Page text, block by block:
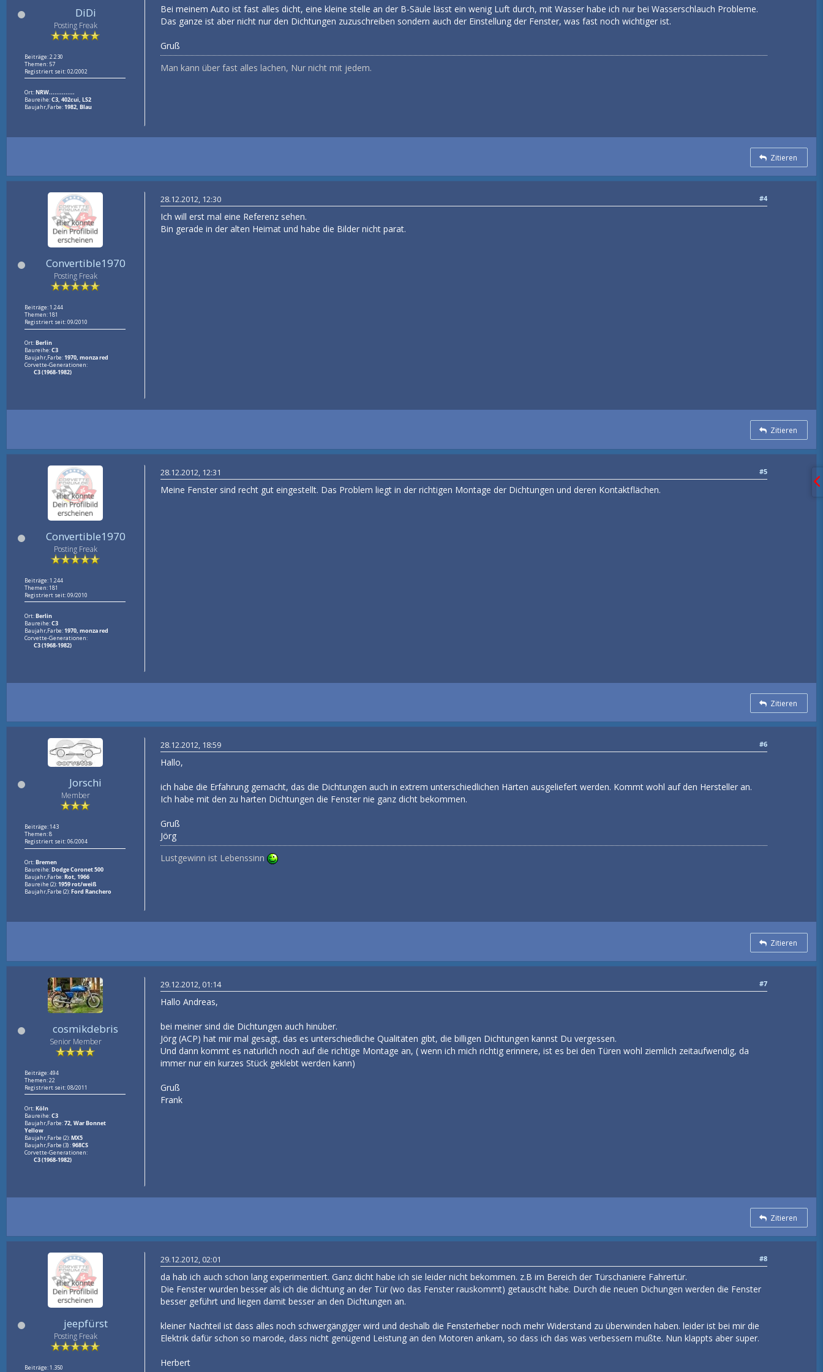
DiDi
Posting Freak
Beiträge: 2.230
Themen: 57
Registriert seit: 02/2002
Ort:NRW..............
Baureihe:C3, 402cui, LS2
Baujahr,Farbe:1982, Blau
Bei meinem Auto ist fast alles dicht, eine kleine stelle an der B-Säule lässt ein wenig Luft durch, mit Wasser habe ich nur bei Wasserschlauch Probleme.
Das ganze ist aber nicht nur den Dichtungen zuzuschreiben sondern auch der Einstellung der Fenster, was fast noch wichtiger ist.
Gruß
Man kann über fast alles lachen, Nur nicht mit jedem.
Zitieren
Convertible1970
Posting Freak
Beiträge: 1.244
Themen: 181
Registriert seit: 09/2010
Ort:Berlin
Baureihe:C3
Baujahr,Farbe:1970, monza red
Corvette-Generationen:
C3 (1968-1982)
#4
28.12.2012, 12:30
Ich will erst mal eine Referenz sehen.
Bin gerade in der alten Heimat und habe die Bilder nicht parat.
Zitieren
Convertible1970
Posting Freak
Beiträge: 1.244
Themen: 181
Registriert seit: 09/2010
Ort:Berlin
Baureihe:C3
Baujahr,Farbe:1970, monza red
Corvette-Generationen:
C3 (1968-1982)
#5
28.12.2012, 12:31
Meine Fenster sind recht gut eingestellt. Das Problem liegt in der richtigen Montage der Dichtungen und deren Kontaktflächen.
Zitieren
Jorschi
Member
Beiträge: 143
Themen: 8
Registriert seit: 06/2004
Ort:Bremen
Baureihe:Dodge Coronet 500
Baujahr,Farbe:Rot, 1966
Baureihe (2):1959 rot/weiß
Baujahr,Farbe (2):Ford Ranchero
#6
28.12.2012, 18:59
Hallo,
ich habe die Erfahrung gemacht, das die Dichtungen auch in extrem unterschiedlichen Härten ausgeliefert werden. Kommt wohl auf den Hersteller an.
Ich habe mit den zu harten Dichtungen die Fenster nie ganz dicht bekommen.
Gruß
Jörg
Lustgewinn ist Lebenssinn
Zitieren
cosmikdebris
Senior Member
Beiträge: 494
Themen: 22
Registriert seit: 08/2011
Ort:Köln
Baureihe:C3
Baujahr,Farbe:72, War Bonnet
Yellow
Baujahr,Farbe (2):MX5
Baujahr,Farbe (3) :968CS
Corvette-Generationen:
C3 (1968-1982)
#7
29.12.2012, 01:14
Hallo Andreas,
bei meiner sind die Dichtungen auch hinüber.
Jörg (ACP) hat mir mal gesagt, das es unterschiedliche Qualitäten gibt, die billigen Dichtungen kannst Du vergessen.
Und dann kommt es natürlich noch auf die richtige Montage an, ( wenn ich mich richtig erinnere, ist es bei den Türen wohl ziemlich zeitaufwendig, da
immer nur ein kurzes Stück geklebt werden kann)
Gruß
Frank
Zitieren
jeepfürst
Posting Freak
Beiträge: 1.350
#8
29.12.2012, 02:01
da hab ich auch schon lang experimentiert. Ganz dicht habe ich sie leider nicht bekommen. z.B im Bereich der Türschaniere Fahrertür.
Die Fenster wurden besser als ich die dichtung an der Tür (wo das Fenster rauskommt) getauscht habe. Durch die neuen Dichungen werden die Fenster
besser geführt und liegen damit besser an den Dichtungen an.
kleiner Nachteil ist dass alles noch schwergängiger wird und deshalb die Fensterheber noch mehr Widerstand zu überwinden haben. leider ist bei mir die
Elektrik dafür schon so marode, dass nicht genügend Leistung an den Motoren ankam, so dass ich das was verbessern mußte. Nun klappts aber super.
Herbert